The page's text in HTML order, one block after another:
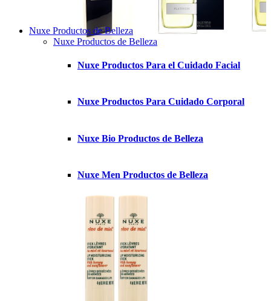
Nuxe Productos de Belleza
Nuxe Productos de Belleza
Nuxe Productos Para el Cuidado Facial
Nuxe Productos Para Cuidado Corporal
Nuxe Bio Productos de Belleza
Nuxe Men Productos de Belleza